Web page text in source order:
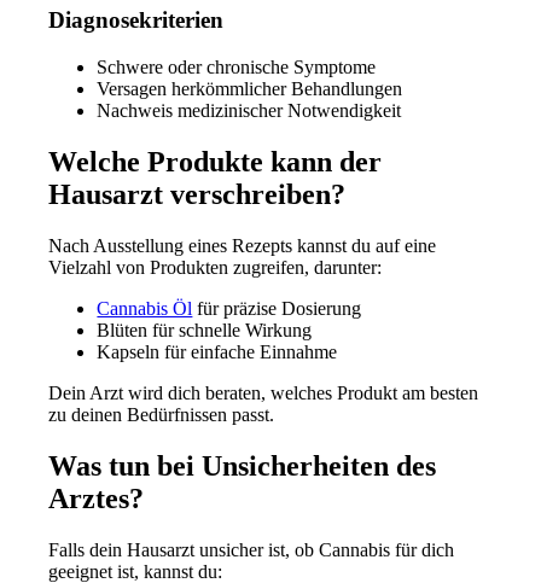
Diagnosekriterien
Schwere oder chronische Symptome
Versagen herkömmlicher Behandlungen
Nachweis medizinischer Notwendigkeit
Welche Produkte kann der
Hausarzt verschreiben?
Nach Ausstellung eines Rezepts kannst du auf eine
Vielzahl von Produkten zugreifen, darunter:
Cannabis Öl für präzise Dosierung
Blüten für schnelle Wirkung
Kapseln für einfache Einnahme
Dein Arzt wird dich beraten, welches Produkt am besten
zu deinen Bedürfnissen passt.
Was tun bei Unsicherheiten des
Arztes?
Falls dein Hausarzt unsicher ist, ob Cannabis für dich
geeignet ist, kannst du: